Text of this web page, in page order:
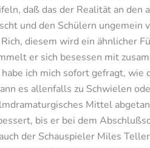
daß das der Realität an den
und den Schülern ungemein
diesem wird ein ähnlicher
er sich besessen mit
ich mich sofort gefragt, wie
es allenfalls zu Schwielen
Mittel
bis er bei dem
der Schauspieler Miles